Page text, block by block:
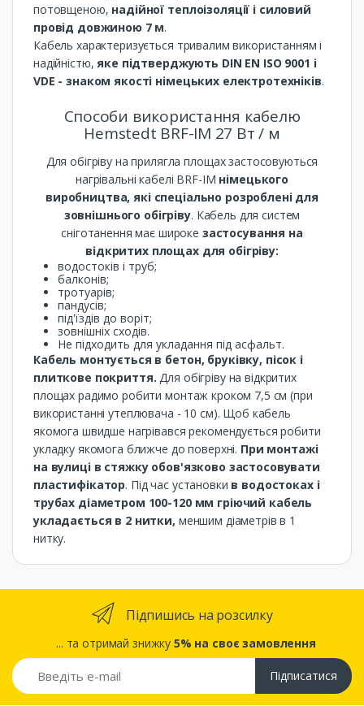
потовщеною, надійної теплоізоляції і силовий
провід довжиною 7 м.
Кабель характеризується тривалим використанням і
надійністю,яке підтверджують DIN EN ISO 9001 і
VDE - знаком якості німецьких електротехніків.
Способи використання кабелю
Hemstedt BRF-IM 27 Вт / м
Для обігріву на прилягла площах застосовуються
нагрівальні кабелі BRF-IM німецького
виробництва, які спеціально розроблені для
зовнішнього обігріву. Кабель для систем
сніготанення має широке застосування на
відкритих площах для обігріву:
водостоків і труб;
балконів;
тротуарів;
пандусів;
під'їздів до воріт;
зовнішніх сходів.
Не підходить для укладання під асфальт.
Кабель монтується в бетон, бруківку, пісок і
плиткове покриття. Для обігріву на відкритих
площах радимо робити монтаж кроком 7,5 см (при
використанні утеплювача - 10 см). Щоб кабель
якомога швидше нагрівався рекомендується робити
укладку якомога ближче до поверхні. При монтажі
на вулиці в стяжку обов'язково застосовувати
пластифікатор. Під час установки в водостоках і
трубах діаметром 100-120 мм гріючий кабель
укладається в 2 нитки, меншим діаметрів в 1
нитку.
Підпишись на розсилку
... та отримай знижку 5% на своє замовлення
Підписатися